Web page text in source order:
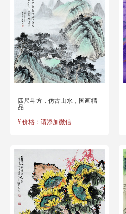
四尺斗方，仿古山水，国画精
品
¥ 价格：请添加微信